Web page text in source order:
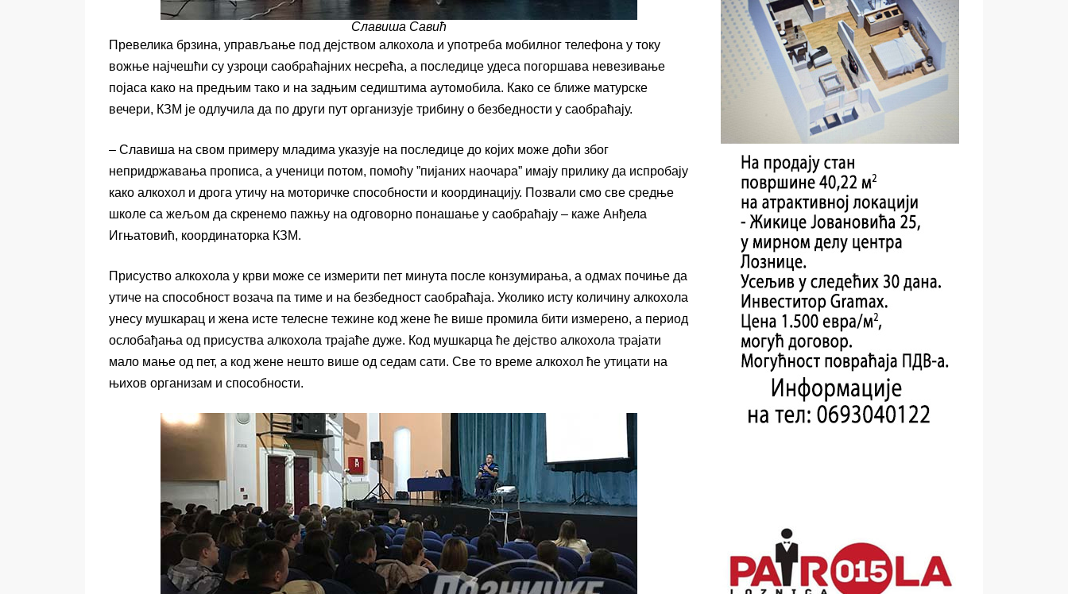
Славиша Савић
Превелика брзина, управљање под дејством алкохола и употреба мобилног телефона у току
вожње најчешћи су узроци саобраћајних несрећа, а последице удеса погоршава невезивање
појаса како на предњим тако и на задњим седиштима аутомобила. Како се ближе матурске
вечери, КЗМ је одлучила да по други пут организује трибину о безбедности у саобраћају.
– Славиша на свом примеру младима указује на последице до којих може доћи због
непридржавања прописа, а ученици потом, помоћу ”пијаних наочара” имају прилику да испробају
како алкохол и дрога утичу на моторичке способности и координацију. Позвали смо све средње
школе са жељом да скренемо пажњу на одговорно понашање у саобраћају – каже Анђела
Игњатовић, координаторка КЗМ.
Присуство алкохола у крви може се измерити пет минута после конзумирања, а одмах почиње да
утиче на способност возача па тиме и на безбедност саобраћаја. Уколико исту количину алкохола
унесу мушкарац и жена исте телесне тежине код жене ће више промила бити измерено, а период
ослобађања од присуства алкохола трајаће дуже. Код мушкарца ће дејство алкохола трајати
мало мање од пет, а код жене нешто више од седам сати. Све то време алкохол ће утицати на
њихов организам и способности.